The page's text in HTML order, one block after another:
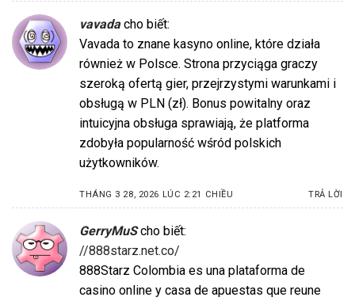
vavada cho biết:
Vavada to znane kasyno online, które działa
również w Polsce. Strona przyciąga graczy
szeroką ofertą gier, przejrzystymi warunkami i
obsługą w PLN (zł). Bonus powitalny oraz
intuicyjna obsługa sprawiają, że platforma
zdobyła popularność wśród polskich
użytkowników.
THÁNG 3 28, 2026 LÚC 2:21 CHIỀU TRẢ LỜI
GerryMuS cho biết:
//888starz.net.co/
888Starz Colombia es una plataforma de
casino online y casa de apuestas que reune